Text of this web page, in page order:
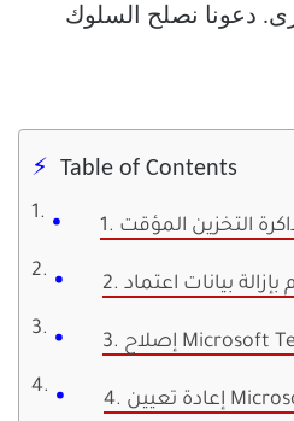
دعونا نصلح السلوك
Table of Contents
4. إعادة تعيين Microsoft Teams على